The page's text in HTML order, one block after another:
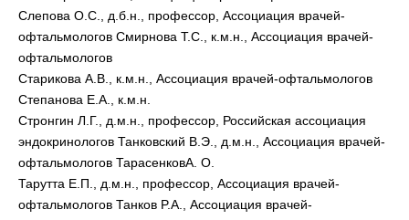
Слепова О.С., д.б.н., профессор, Ассоциация врачей-
офтальмологов Смирнова Т.С., к.м.н., Ассоциация врачей-
офтальмологов
Старикова А.В., к.м.н., Ассоциация врачей-офтальмологов
Степанова Е.А., к.м.н.
Стронгин Л.Г., д.м.н., профессор, Российская ассоциация
эндокринологов Танковский В.Э., д.м.н., Ассоциация врачей-
офтальмологов ТарасенковА. О.
Тарутта Е.П., д.м.н., профессор, Ассоциация врачей-
офтальмологов Танков P.A., Ассоциация врачей-